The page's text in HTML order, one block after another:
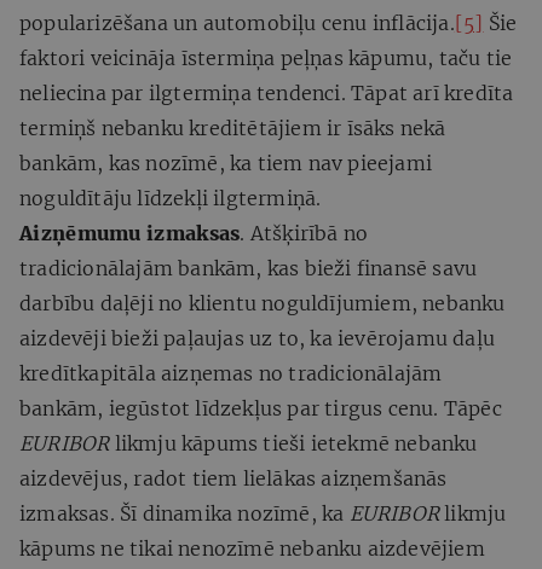
popularizēšana un automobiļu cenu inflācija.[5] Šie
faktori veicināja īstermiņa peļņas kāpumu, taču tie
neliecina par ilgtermiņa tendenci. Tāpat arī kredīta
termiņš nebanku kreditētājiem ir īsāks nekā
bankām, kas nozīmē, ka tiem nav pieejami
noguldītāju līdzekļi ilgtermiņā.
Aizņēmumu izmaksas. Atšķirībā no
tradicionālajām bankām, kas bieži finansē savu
darbību daļēji no klientu noguldījumiem, nebanku
aizdevēji bieži paļaujas uz to, ka ievērojamu daļu
kredītkapitāla aizņemas no tradicionālajām
bankām, iegūstot līdzekļus par tirgus cenu. Tāpēc
EURIBORlikmju kāpums tieši ietekmē nebanku
aizdevējus, radot tiem lielākas aizņemšanās
izmaksas. Šī dinamika nozīmē, ka EURIBORlikmju
kāpums ne tikai nenozīmē nebanku aizdevējiem